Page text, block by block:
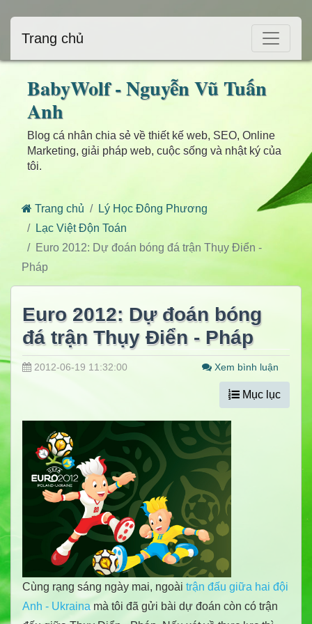
Trang chủ
BabyWolf - Nguyễn Vũ Tuấn
Anh
Blog cá nhân chia sẻ về thiết kế web, SEO, Online
Marketing, giải pháp web, cuộc sống và nhật ký của
tôi.
Trang chủ
Lý Học Đông Phương
Lạc Việt Độn Toán
Euro 2012: Dự đoán bóng đá trận Thụy Điển -
Pháp
Euro 2012: Dự đoán bóng
đá trận Thụy Điển - Pháp
2012-06-19 11:32:00 Xem bình luận
Mục lục
Cùng rạng sáng ngày mai, ngoài trận đấu giữa hai đội
Anh - Ukraina mà tôi đã gửi bài dự đoán còn có trận